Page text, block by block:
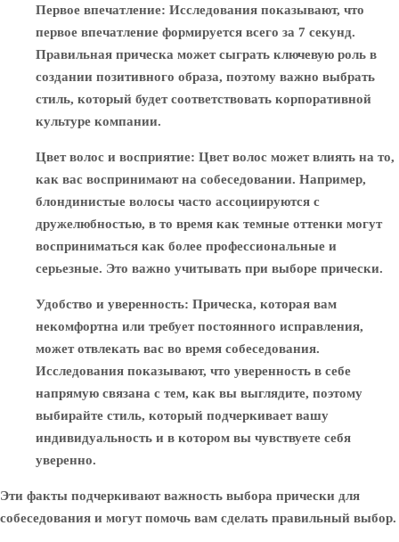
Первое впечатление: Исследования показывают, что
первое впечатление формируется всего за 7 секунд.
Правильная прическа может сыграть ключевую роль в
создании позитивного образа, поэтому важно выбрать
стиль, который будет соответствовать корпоративной
культуре компании.
Цвет волос и восприятие: Цвет волос может влиять на то,
как вас воспринимают на собеседовании. Например,
блондинистые волосы часто ассоциируются с
дружелюбностью, в то время как темные оттенки могут
восприниматься как более профессиональные и
серьезные. Это важно учитывать при выборе прически.
Удобство и уверенность: Прическа, которая вам
некомфортна или требует постоянного исправления,
может отвлекать вас во время собеседования.
Исследования показывают, что уверенность в себе
напрямую связана с тем, как вы выглядите, поэтому
выбирайте стиль, который подчеркивает вашу
индивидуальность и в котором вы чувствуете себя
уверенно.
Эти факты подчеркивают важность выбора прически для
собеседования и могут помочь вам сделать правильный выбор.